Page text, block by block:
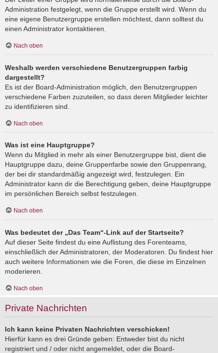
Administration festgelegt, wenn die Gruppe erstellt wird. Wenn du
eine eigene Benutzergruppe erstellen möchtest, dann solltest du
einen Administrator kontaktieren.
Nach oben
Weshalb werden verschiedene Benutzergruppen farbig
dargestellt?
Es ist der Board-Administration möglich, den Benutzergruppen
verschiedene Farben zuzuteilen, so dass deren Mitglieder leichter
zu identifizieren sind.
Nach oben
Was ist eine Hauptgruppe?
Wenn du Mitglied in mehr als einer Benutzergruppe bist, dient die
Hauptgruppe dazu, deine Gruppenfarbe sowie den Gruppenrang,
der bei dir standardmäßig angezeigt wird, festzulegen. Ein
Administrator kann dir die Berechtigung geben, deine Hauptgruppe
im persönlichen Bereich selbst festzulegen.
Nach oben
Was bedeutet der „Das Team“-Link auf der Startseite?
Auf dieser Seite findest du eine Auflistung des Forenteams,
einschließlich der Administratoren, der Moderatoren. Du findest hier
auch weitere Informationen wie die Foren, die diese im Einzelnen
moderieren.
Nach oben
Private Nachrichten
Ich kann keine Privaten Nachrichten verschicken!
Hierfür kann es drei Gründe geben: Entweder bist du nicht
registriert und / oder nicht angemeldet, oder die Board-